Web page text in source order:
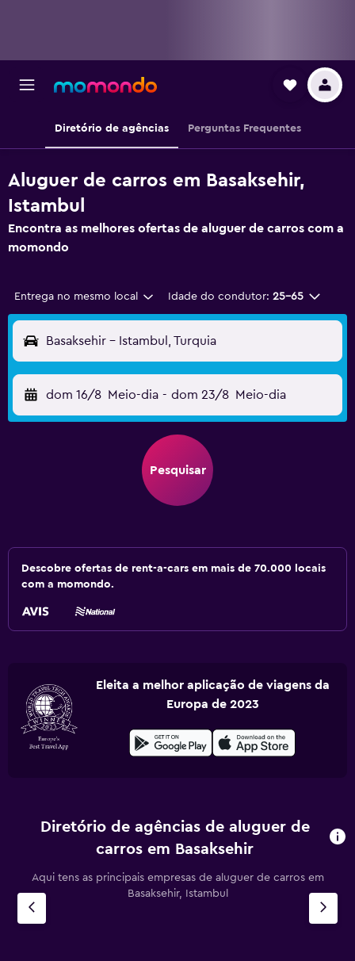
Diretório de agências Perguntas Frequentes
Aluguer de carros em Basaksehir,
Istambul
Encontra as melhores ofertas de aluguer de carros com a
momondo
Entrega no mesmo local Idade do condutor: 25-65
Basaksehir - Istambul, Turquia
dom 16/8 Meio-dia - dom 23/8 Meio-dia
Pesquisar
Descobre ofertas de rent-a-cars em mais de 70.000 locais
com a momondo.
Eleita a melhor aplicação de viagens da
Europa de 2023
Diretório de agências de aluguer de
carros em Basaksehir
Aqui tens as principais empresas de aluguer de carros em
Basaksehir, Istambul